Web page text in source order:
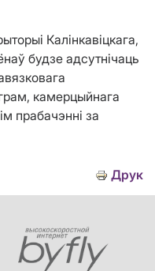
Калінкавіцкага,
будзе адсутнічаць
камерцыйнага
прабачэнні за
Друк